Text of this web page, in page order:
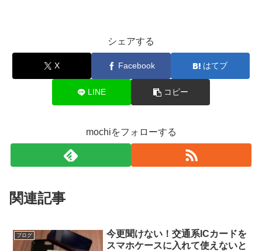
シェアする
X Facebook はてブ
LINE コピー
mochiをフォローする
関連記事
ブログ
今更聞けない！交通系ICカードを
スマホケースに入れて使えないと